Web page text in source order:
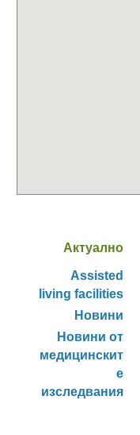
Актуално
Assisted
living facilities
Новини
Новини от
медицинскит
е
изследвания